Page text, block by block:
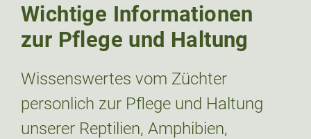
Wichtige Informationen
zur Pflege und Haltung
Wissenswertes vom Züchter
personlich zur Pflege und Haltung
unserer Reptilien, Amphibien,